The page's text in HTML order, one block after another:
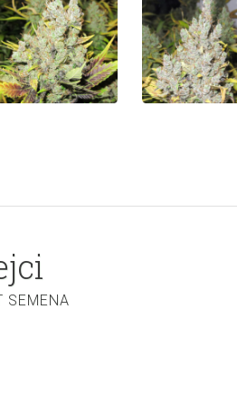
SEMENA